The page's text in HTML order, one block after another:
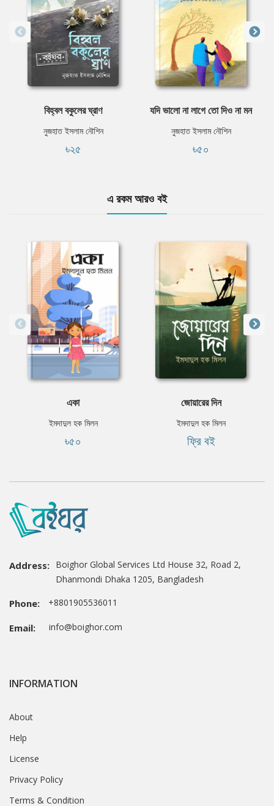
বিহ্বল বকুলের ঘ্রাণ
নুজহাত ইসলাম নৌশিন
৳২৫
যদি ভালো না লাগে তো দিও না মন
নুজহাত ইসলাম নৌশিন
৳৫০
এ রকম আরও বই
একা
ইমদাদুল হক মিলন
৳৫০
জোয়ারের দিন
ইমদাদুল হক মিলন
ফ্রি বই
Address: Boighor Global Services Ltd House 32, Road 2,
Dhanmondi Dhaka 1205, Bangladesh
Phone: +8801905536011
Email: info@boighor.com
INFORMATION
About
Help
License
Privacy Policy
Terms & Condition